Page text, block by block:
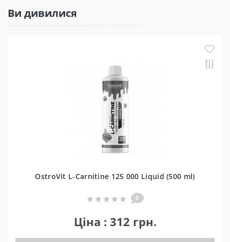
Ви дивилися
OstroVit L-Carnitine 125 000 Liquid (500 ml)
0
Ціна : 312 грн.